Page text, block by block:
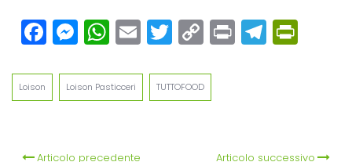
Facebook
Messenger
WhatsApp
EmailTwitter
CopyPrint
Loison Loison Pasticceri TUTTOFOOD
Articolo precedente Articolo successivo